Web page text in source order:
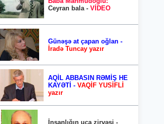
Ceyran bala - VİDEO
Günəşə at çapan oğlan -
İradə Tuncay yazır
AQİL ABBASIN RƏMİŞ HE
KAYƏTİ - VAQİF YUSİFLİ
yazır
İnsanlığın uca zirvəsi -